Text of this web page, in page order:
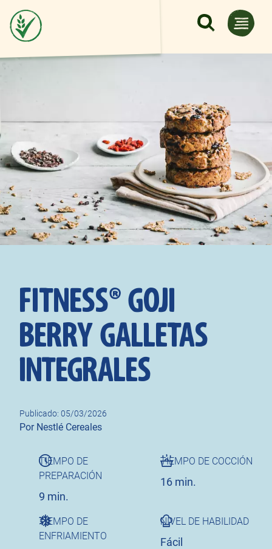
Pasar al contenido principal
FITNESS® GOJI
BERRY GALLETAS
INTEGRALES
Publicado: 05/03/2026
Author
Por Nestlé Cereales
TIEMPO DE
PREPARACIÓN
9 min.
TIEMPO DE COCCIÓN
16 min.
TIEMPO DE
ENFRIAMIENTO
NIVEL DE HABILIDAD
Fácil